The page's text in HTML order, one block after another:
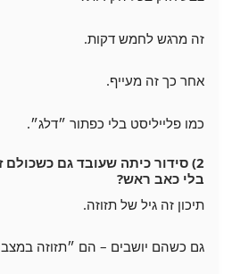
זה מרגש לחמש דקות.
אחר כך זה מעייף.
כמו פלייליסט בלי כפתור ״דלג״.
2) סידור כיתה שעובד גם כשכולם
בלי כאב ראש?
תיכון זה גיל של תזוזה.
גם כשהם יושבים – הם ״תזוזה